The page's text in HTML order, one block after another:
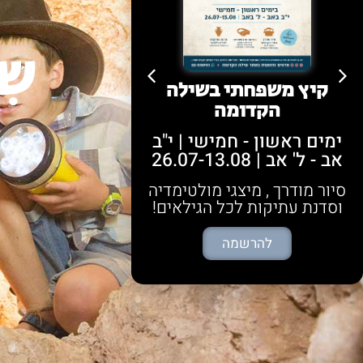
קיץ משפחתי בשילה
הקדומה
ימים ראשון - חמישי | י"ב
אב - ל' אב | 26.07-13.08
סיור מודרך , מיצגי מולטימדיה
וסדנת עתיקות לכל הגילאים!
להרשמה
ט"ו באב
out!*
יום חמישי |
30.7 בשעה 20:00
*הכרטיס